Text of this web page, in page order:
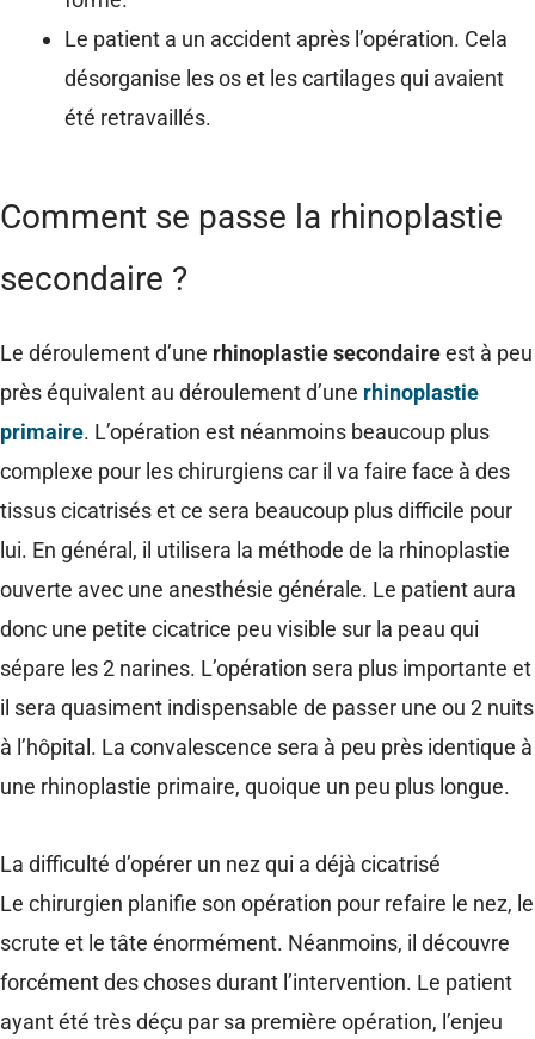
Le patient a un accident après l’opération. Cela
désorganise les os et les cartilages qui avaient
été retravaillés.
Comment se passe la rhinoplastie
secondaire ?
Le déroulement d’une rhinoplastie secondaireest à peu
près équivalent au déroulement d’une rhinoplastie
primaire. L’opération est néanmoins beaucoup plus
complexe pour les chirurgiens car il va faire face à des
tissus cicatrisés et ce sera beaucoup plus difficile pour
lui. En général, il utilisera la méthode de la rhinoplastie
ouverte avec une anesthésie générale. Le patient aura
donc une petite cicatrice peu visible sur la peau qui
sépare les 2 narines. L’opération sera plus importante et
il sera quasiment indispensable de passer une ou 2 nuits
à l’hôpital. La convalescence sera à peu près identique à
une rhinoplastie primaire, quoique un peu plus longue.
La difficulté d’opérer un nez qui a déjà cicatrisé
Le chirurgien planifie son opération pour refaire le nez, le
scrute et le tâte énormément. Néanmoins, il découvre
forcément des choses durant l’intervention. Le patient
ayant été très déçu par sa première opération, l’enjeu